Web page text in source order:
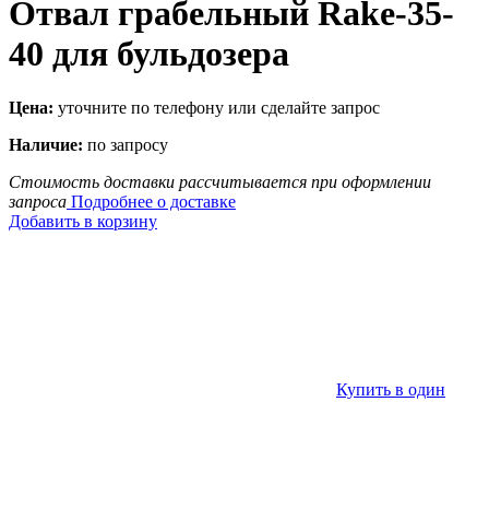
Отвал грабельный Rake-35-
40 для бульдозера
Цена: уточните по телефону или сделайте запрос
Наличие: по запросу
Стоимость доставки рассчитывается при оформлении
запроса Подробнее о доставке
Добавить в корзину
Купить в один